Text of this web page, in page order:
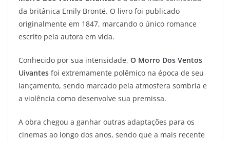
da britânica Emily Brontë. O livro foi publicado
originalmente em 1847, marcando o único romance
escrito pela autora em vida.
Conhecido por sua intensidade, O Morro Dos Ventos
Uivantes foi extremamente polêmico na época de seu
lançamento, sendo marcado pela atmosfera sombria e
a violência como desenvolve sua premissa.
A obra chegou a ganhar outras adaptações para os
cinemas ao longo dos anos, sendo que a mais recente